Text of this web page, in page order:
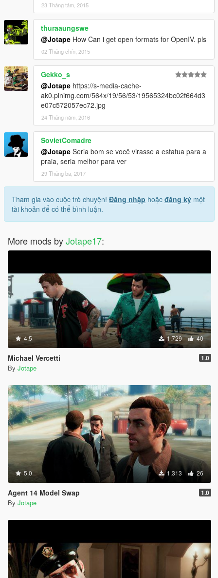
23 Tháng tám, 2015
thuraaungswe
@Jotape How Can i get open formats for OpenIV. pls
02 Tháng chín, 2015
Gekko_s
@Jotape https://s-media-cache-
ak0.pinimg.com/564x/19/56/53/19565324bc02f664d3
e07c572057ec72.jpg
24 Tháng năm, 2016
SovietComadre
@Jotape Seria bom se você virasse a estatua para a
praia, seria melhor para ver
29 Tháng ba, 2017
Tham gia vào cuộc trò chuyện! Đăng nhập hoặc đăng ký một
tài khoản để có thể bình luận.
More mods byJotape17:
4.5 1.729 40
Michael Vercetti 1.0
By Jotape
5.0 1.313 26
Agent 14 Model Swap 1.0
By Jotape